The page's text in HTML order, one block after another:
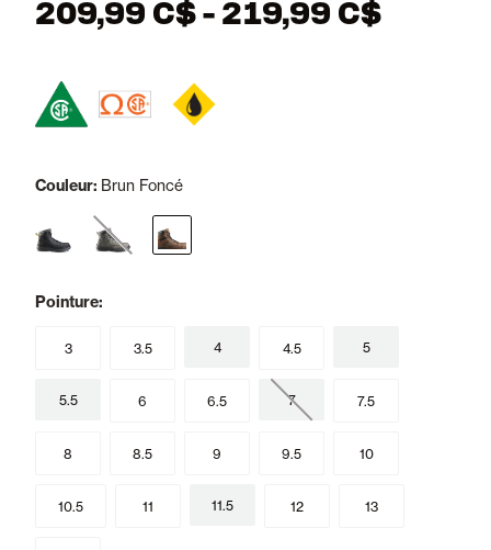
209,99 C$ - 219,99 C$
Couleur: Brun Foncé
Pointure:
3 3.5 4 4.5 5
5.5 6 6.5 7 7.5
8 8.5 9 9.5 10
10.5 11 11.5 12 13